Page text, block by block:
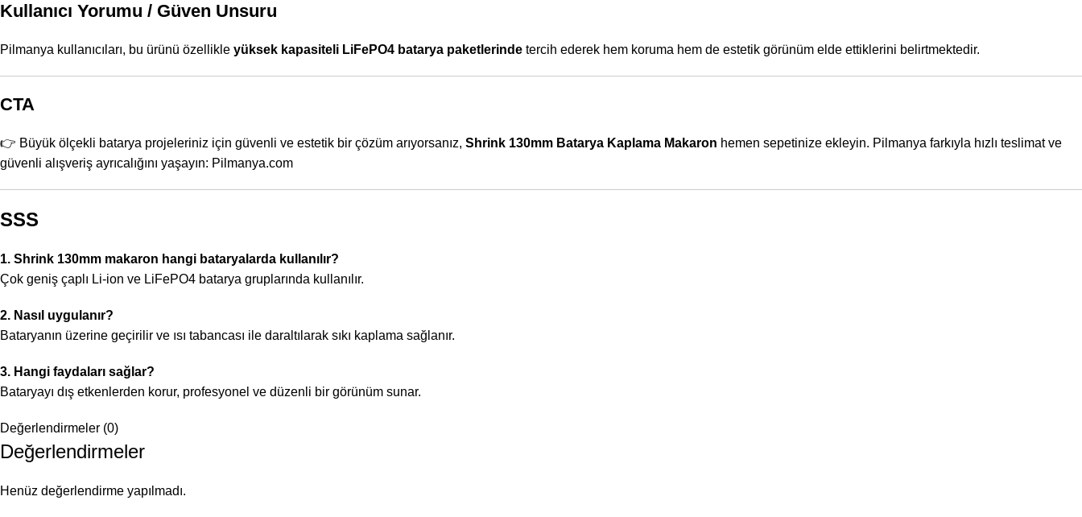
Kullanıcı Yorumu / Güven Unsuru
Pilmanya kullanıcıları, bu ürünü özellikle yüksek kapasiteli LiFePO4 batarya paketlerinde tercih ederek hem koruma hem de estetik görünüm elde ettiklerini belirtmektedir.
CTA
👉 Büyük ölçekli batarya projeleriniz için güvenli ve estetik bir çözüm arıyorsanız, Shrink 130mm Batarya Kaplama Makaron hemen sepetinize ekleyin. Pilmanya farkıyla hızlı teslimat ve
güvenli alışveriş ayrıcalığını yaşayın: Pilmanya.com
SSS
1. Shrink 130mm makaron hangi bataryalarda kullanılır?
Çok geniş çaplı Li-ion ve LiFePO4 batarya gruplarında kullanılır.
2. Nasıl uygulanır?
Bataryanın üzerine geçirilir ve ısı tabancası ile daraltılarak sıkı kaplama sağlanır.
3. Hangi faydaları sağlar?
Bataryayı dış etkenlerden korur, profesyonel ve düzenli bir görünüm sunar.
Değerlendirmeler (0)
Değerlendirmeler
Henüz değerlendirme yapılmadı.